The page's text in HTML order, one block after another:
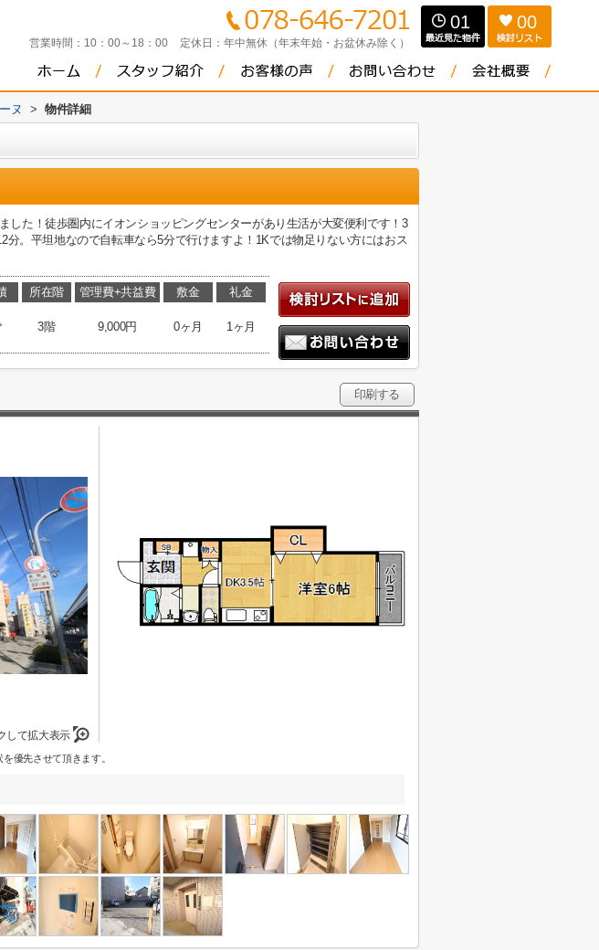
営業時間： 10：00～18：00 定休日： 年中無休（年末年始・お盆休み除く）
01 00
ヌ > 物件詳細
た！徒歩圏内にイオンショッピングセンターがあり生活が大変便利です！3
分。平坦地なので自転車なら5分で行けますよ！1Kでは物足りない方にはおス
所在階
3階
管理費+共益費
9,000円
敷金
0ヶ月
礼金
1ヶ月
印刷する
して拡大表示
優先させて頂きます。